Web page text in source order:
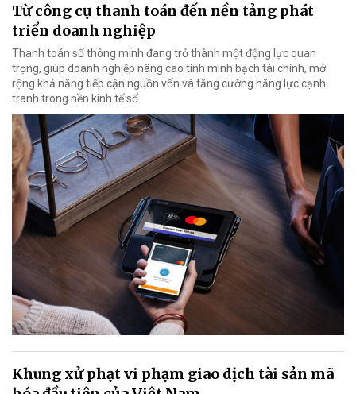
Từ công cụ thanh toán đến nền tảng phát
triển doanh nghiệp
Thanh toán số thông minh đang trở thành một động lực quan
trọng, giúp doanh nghiệp nâng cao tính minh bạch tài chính, mở
rộng khả năng tiếp cận nguồn vốn và tăng cường năng lực cạnh
tranh trong nền kinh tế số.
Khung xử phạt vi phạm giao dịch tài sản mã